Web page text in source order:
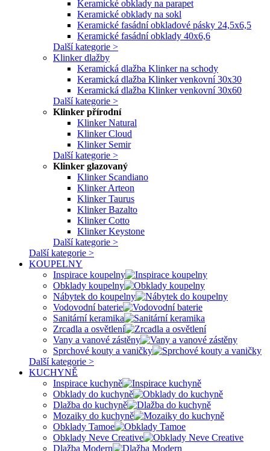
Keramické obklady na parapet
Keramické obklady na sokl
Keramické fasádní obkladové pásky 24,5x6,5
Keramické fasádní obklady 40x6,6
Další kategorie >
Klinker dlažby
Keramická dlažba Klinker na schody
Keramická dlažba Klinker venkovní 30x30
Keramická dlažba Klinker venkovní 30x60
Další kategorie >
Klinker přírodní
Klinker Natural
Klinker Cloud
Klinker Semir
Další kategorie >
Klinker glazovaný
Klinker Scandiano
Klinker Arteon
Klinker Taurus
Klinker Bazalto
Klinker Cotto
Klinker Keystone
Další kategorie >
Další kategorie >
KOUPELNY
Inspirace koupelny
Obklady koupelny
Nábytek do koupelny
Vodovodní baterie
Sanitární keramika
Zrcadla a osvětlení
Vany a vanové zástěny
Sprchové kouty a vaničky
Další kategorie >
KUCHYNĚ
Inspirace kuchyně
Obklady do kuchyně
Dlažba do kuchyně
Mozaiky do kuchyně
Obklady Tamoe
Obklady Neve Creative
Dlažba Modern